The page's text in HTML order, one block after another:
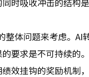
体问题来考虑。AI
要求是不可持续的
效挂钩的奖励机制